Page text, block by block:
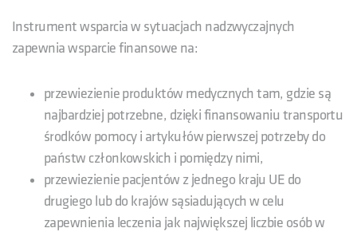
Instrument wsparcia w sytuacjach nadzwyczajnych
zapewnia wsparcie finansowe na:
przewiezienie produktów medycznych tam, gdzie są
najbardziej potrzebne, dzięki finansowaniu transportu
środków pomocy i artykułów pierwszej potrzeby do
państw członkowskich i pomiędzy nimi,
przewiezienie pacjentów z jednego kraju UE do
drugiego lub do krajów sąsiadujących w celu
zapewnienia leczenia jak największej liczbie osób w